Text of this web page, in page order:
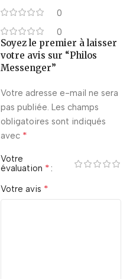
0
0
Soyez le premier à laisser
votre avis sur “Philos
Messenger”
Votre adresse e-mail ne sera
pas publiée. Les champs
obligatoires sont indiqués
avec *
Votre
évaluation *
Votre avis *